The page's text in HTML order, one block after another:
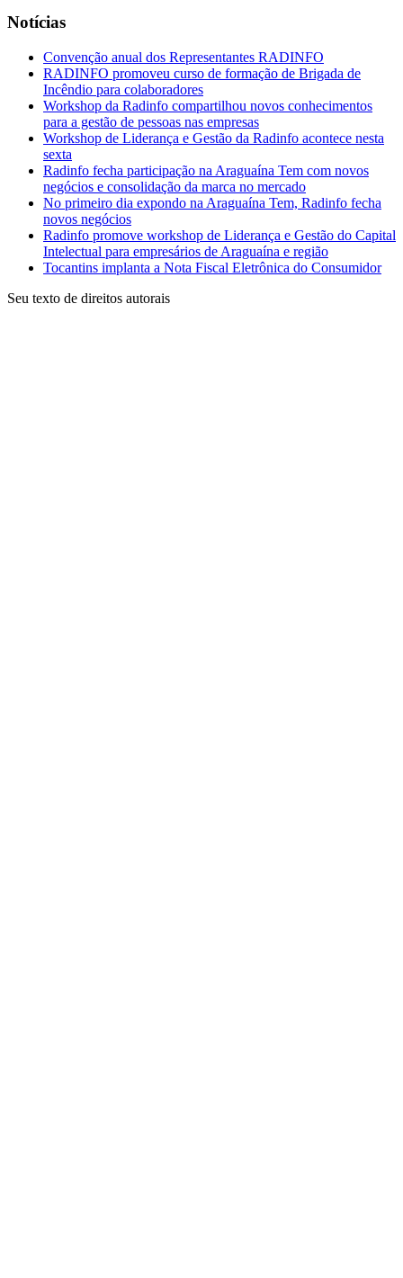
Notícias
Convenção anual dos Representantes RADINFO
RADINFO promoveu curso de formação de Brigada de
Incêndio para colaboradores
Workshop da Radinfo compartilhou novos conhecimentos
para a gestão de pessoas nas empresas
Workshop de Liderança e Gestão da Radinfo acontece nesta
sexta
Radinfo fecha participação na Araguaína Tem com novos
negócios e consolidação da marca no mercado
No primeiro dia expondo na Araguaína Tem, Radinfo fecha
novos negócios
Radinfo promove workshop de Liderança e Gestão do Capital
Intelectual para empresários de Araguaína e região
Tocantins implanta a Nota Fiscal Eletrônica do Consumidor
Seu texto de direitos autorais